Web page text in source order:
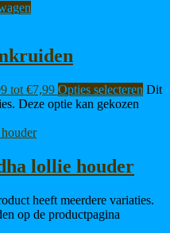
tot €7,99 Opties selecteren Dit
Deze optie kan gekozen
lollie houder
heeft meerdere variaties.
op de productpagina